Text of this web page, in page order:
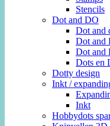
Stencils
Dot and DO
Dot and
Dot and
Dot and
Dots en
Dotty design
Inkt /
Inkt
Hobbydots